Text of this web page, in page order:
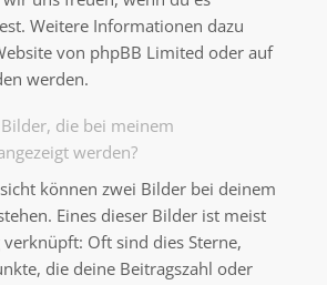
Weitere Informationen dazu
von phpBB Limited oder auf
werden.
die bei meinem
werden?
können zwei Bilder bei deinem
Eines dieser Bilder ist meist
Oft sind dies Sterne,
die deine Beitragszahl oder